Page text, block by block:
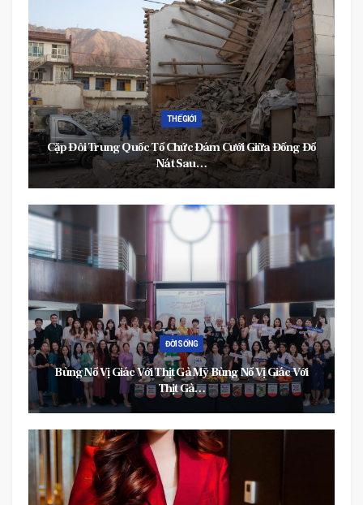
THẾ GIỚI
Cặp Đôi Trung Quốc Tổ Chức Đám Cưới Giữa Đống Đổ
Nát Sau…
ĐỜI SỐNG
Bùng Nổ Vị Giác Với Thịt Gà Mỹ Bùng Nổ Vị Giác Với
Thịt Gà…